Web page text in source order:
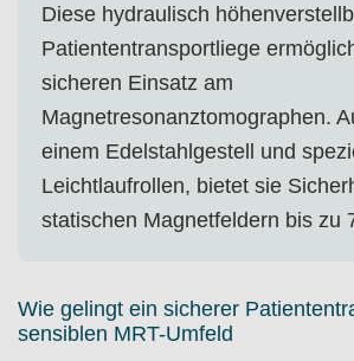
Diese hydraulisch
Patiententransportliege
sicheren Einsatz am
Magnetresonanztomographen.
einem Edelstahlgestell und
Leichtlaufrollen, bietet sie
statischen Magnetfeldern bis zu
Wie gelingt ein sicherer
sensiblen MRT-Umfeld